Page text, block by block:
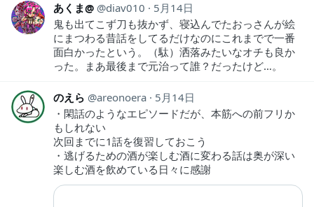
あくま@ diav010
5月14日
鬼も出てこず刀も抜かず、寝込んでたおっさんが絵
にまつわる昔話をしてるだけなのにこれまでで一番
面白かったという。（駄）洒落みたいなオチも良か
った。まあ最後まで元治って誰？だったけど…。
のえら areonoera
5月14日
・閑話のようなエピソードだが、本筋への前フリか
もしれない
次回までに1話を復習しておこう
・逃げるための酒が楽しむ酒に変わる話は奥が深い
楽しむ酒を飲めている日々に感謝